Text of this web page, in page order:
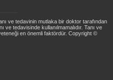
ve tedavinin mutlaka bir doktor tarafından
ve tedavisinde kullanılmamalıdır. Tanı ve
en önemli faktördür. Copyright ©